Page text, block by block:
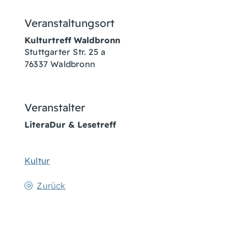
Veranstaltungsort
Kulturtreff Waldbronn
Stuttgarter Str. 25 a
76337 Waldbronn
Veranstalter
LiteraDur & Lesetreff
Kultur
Zurück